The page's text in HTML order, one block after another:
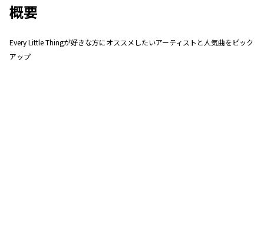
概要
Every Little Thingが好きな方にオススメしたいアーティストと人気曲をピック
アップ